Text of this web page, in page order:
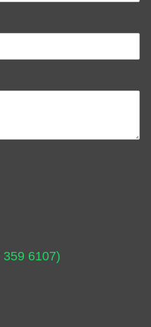
6107)